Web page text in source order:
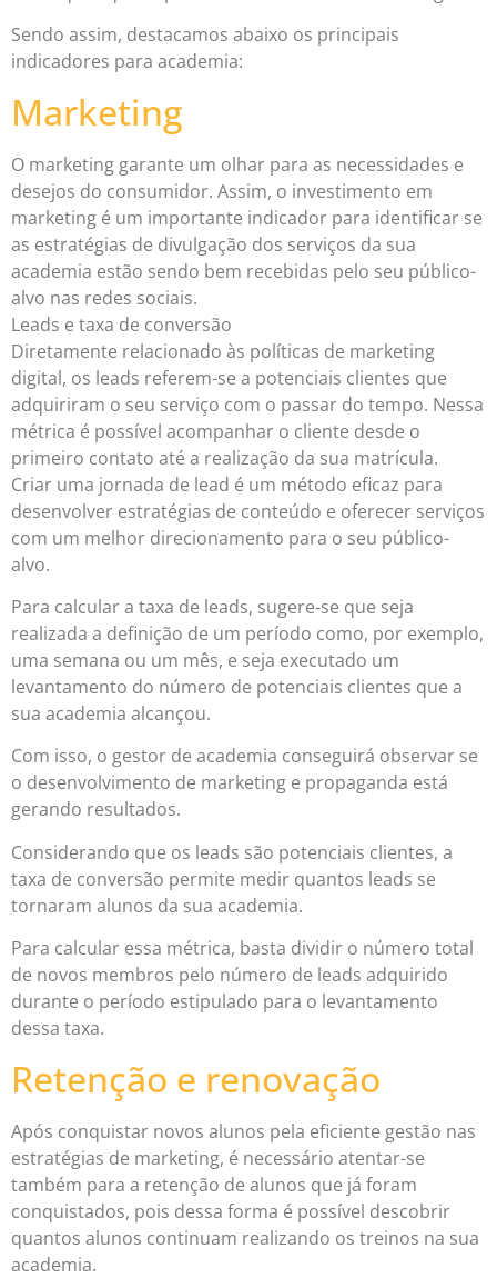
Sendo assim, destacamos abaixo os principais
indicadores para academia:
Marketing
O marketing garante um olhar para as necessidades e
desejos do consumidor. Assim, o investimento em
marketing é um importante indicador para identificar se
as estratégias de divulgação dos serviços da sua
academia estão sendo bem recebidas pelo seu público-
alvo nas redes sociais.
Leads e taxa de conversão
Diretamente relacionado às políticas de marketing
digital, os leads referem-se a potenciais clientes que
adquiriram o seu serviço com o passar do tempo. Nessa
métrica é possível acompanhar o cliente desde o
primeiro contato até a realização da sua matrícula.
Criar uma jornada de lead é um método eficaz para
desenvolver estratégias de conteúdo e oferecer serviços
com um melhor direcionamento para o seu público-
alvo.
Para calcular a taxa de leads, sugere-se que seja
realizada a definição de um período como, por exemplo,
uma semana ou um mês, e seja executado um
levantamento do número de potenciais clientes que a
sua academia alcançou.
Com isso, o gestor de academia conseguirá observar se
o desenvolvimento de marketing e propaganda está
gerando resultados.
Considerando que os leads são potenciais clientes, a
taxa de conversão permite medir quantos leads se
tornaram alunos da sua academia.
Para calcular essa métrica, basta dividir o número total
de novos membros pelo número de leads adquirido
durante o período estipulado para o levantamento
dessa taxa.
Retenção e renovação
Após conquistar novos alunos pela eficiente gestão nas
estratégias de marketing, é necessário atentar-se
também para a retenção de alunos que já foram
conquistados, pois dessa forma é possível descobrir
quantos alunos continuam realizando os treinos na sua
academia.